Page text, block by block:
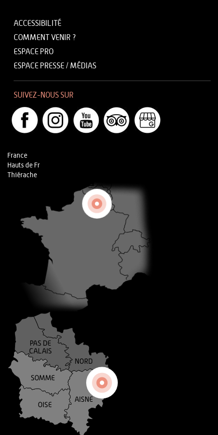
ACCESSIBILITÉ
COMMENT VENIR ?
ESPACE PRO
ESPACE PRESSE / MÉDIAS
SUIVEZ-NOUS SUR
France
Hauts de Fr
Thiérache